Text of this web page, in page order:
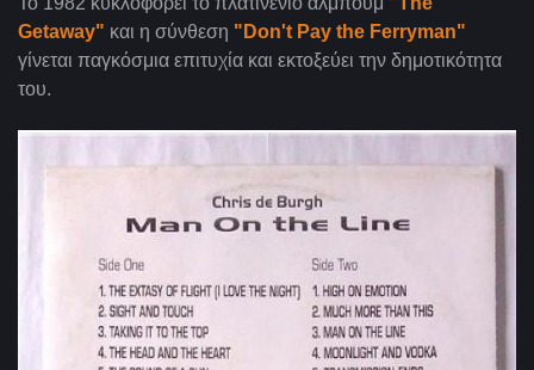
Getaway" και η σύνθεση "Don't Pay the Ferryman"
γίνεται παγκόσμια επιτυχία και εκτοξεύει την δημοτικότητα
του.